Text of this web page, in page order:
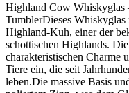
Highland Cow Whiskyglas
TumblerDieses
Highland-Kuh, einer der
schottischen Highlands.
charakteristischen Charme
Tiere ein, die seit
leben.Die massive Basis